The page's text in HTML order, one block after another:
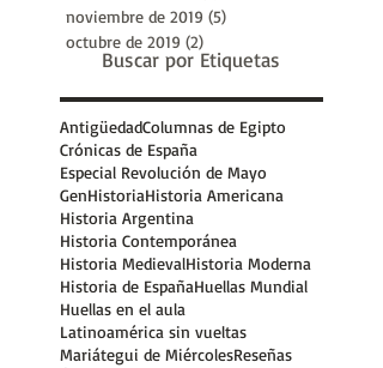
febrero de 2021 (1)1 entrada
diciembre de 2019 (2)
noviembre de 2019 (5)5 entradas
Buscar por Etiquetas
AntigüedadColumnas de Egipto
Crónicas de España
Especial Revolución de Mayo
GenHistoriaHistoria Americana
Historia Argentina
Historia Contemporánea
Historia Medieval
Historia de España Huellas Mundial
Huellas en el aula